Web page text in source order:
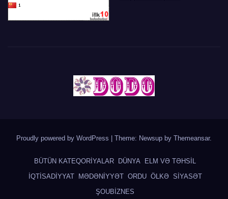
Proudly powered by WordPress | Theme: Newsup by Themeansar.
BÜTÜN KATEQORİYALAR DÜNYA
ELM VƏ TƏHSİL
İQTİSADİYYAT
MƏDƏNİYYƏT ORDU ÖLKƏ SİYASƏT
ŞOUBİZNES